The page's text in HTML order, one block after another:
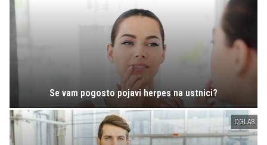
Se vam pogosto pojavi herpes na ustnici?
OGLAS